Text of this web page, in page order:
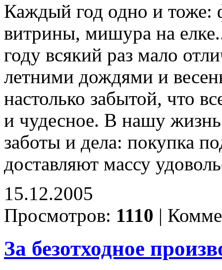
Каждый год одно и тоже:
витрины, мишура на
году всякий раз мало
летними дождями и
настолько забытой, что
и чудесное. В нашу
заботы и дела: покупка
доставляют массу
15.12.2005
Просмотров: 1110 |
За безотходное